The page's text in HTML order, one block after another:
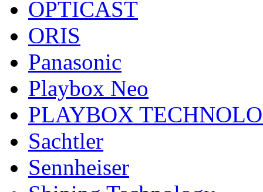
OPTICAST
ORIS
Panasonic
Playbox Neo
PLAYBOX
Sachtler
Sennheiser